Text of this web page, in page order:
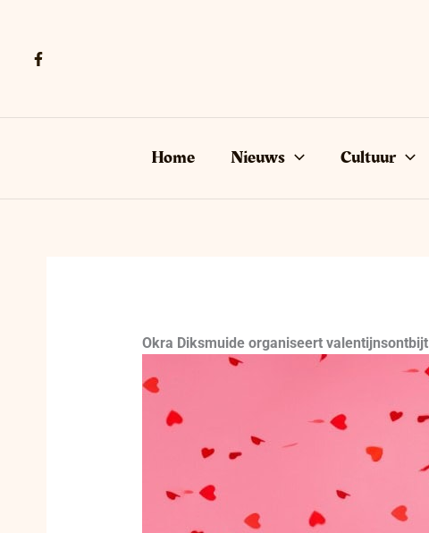
Home Nieuws Cultuur
Okra Diksmuide organiseert valentijnsontbijt